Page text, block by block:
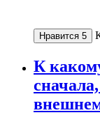
Нравится 5
К